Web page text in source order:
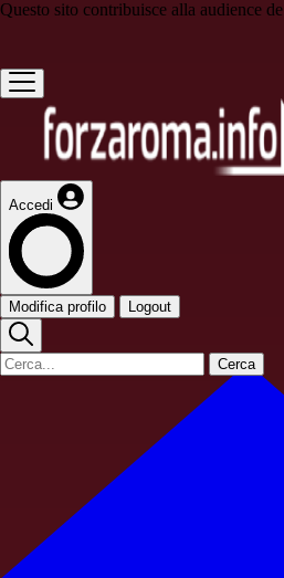
Questo sito contribuisce alla audience de
Accedi
Modifica profilo Logout
Cerca